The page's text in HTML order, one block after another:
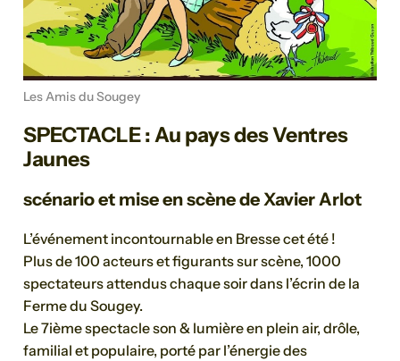
Les Amis du Sougey
SPECTACLE : Au pays des Ventres
Jaunes
scénario et mise en scène de Xavier Arlot
L’événement incontournable en Bresse cet été !
Plus de 100 acteurs et figurants sur scène, 1000
spectateurs attendus chaque soir dans l’écrin de la
Ferme du Sougey.
Le 7ième spectacle son & lumière en plein air, drôle,
familial et populaire, porté par l’énergie des